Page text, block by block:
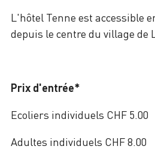
L'hôtel Tenne est accessible
depuis le centre du village de
Prix d'entrée*
Ecoliers individuels CHF 5.00
Adultes individuels CHF 8.00